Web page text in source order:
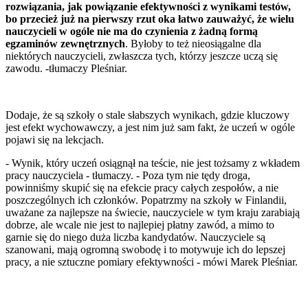
rozwiązania, jak powiązanie efektywności z wynikami testów,
bo przecież już na pierwszy rzut oka łatwo zauważyć, że wielu
nauczycieli w ogóle nie ma do czynienia z żadną formą
egzaminów zewnętrznych. Byłoby to też nieosiągalne dla
niektórych nauczycieli, zwłaszcza tych, którzy jeszcze uczą się
zawodu. -tłumaczy Pleśniar.
Dodaje, że są szkoły o stale słabszych wynikach, gdzie kluczowy
jest efekt wychowawczy, a jest nim już sam fakt, że uczeń w ogóle
pojawi się na lekcjach.
- Wynik, który uczeń osiągnął na teście, nie jest tożsamy z wkładem
pracy nauczyciela - tłumaczy. - Poza tym nie tędy droga,
powinniśmy skupić się na efekcie pracy całych zespołów, a nie
poszczególnych ich członków. Popatrzmy na szkoły w Finlandii,
uważane za najlepsze na świecie, nauczyciele w tym kraju zarabiają
dobrze, ale wcale nie jest to najlepiej płatny zawód, a mimo to
garnie się do niego duża liczba kandydatów. Nauczyciele są
szanowani, mają ogromną swobodę i to motywuje ich do lepszej
pracy, a nie sztuczne pomiary efektywności - mówi Marek Pleśniar.